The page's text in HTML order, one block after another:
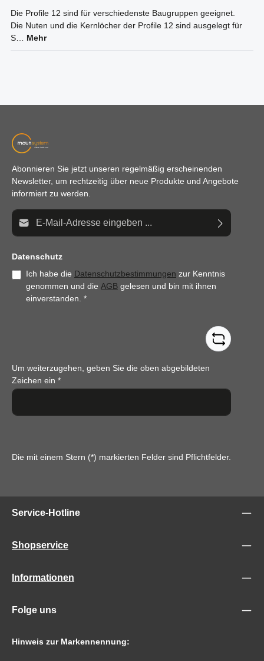
Die Profile 12 sind für verschiedenste Baugruppen geeignet.
Die Nuten und die Kernlöcher der Profile 12 sind ausgelegt für
S… Mehr
Abonnieren Sie jetzt unseren regelmäßig erscheinenden
Newsletter, um rechtzeitig über neue Produkte und Angebote
informiert zu werden.
E-Mail-Adresse*
Datenschutz
Ich habe die Datenschutzbestimmungen zur Kenntnis
genommen und die AGB gelesen und bin mit ihnen
einverstanden. *
Um weiterzugehen, geben Sie die oben abgebildeten
Zeichen ein *
Die mit einem Stern (*) markierten Felder sind Pflichtfelder.
Service-Hotline
Shopservice
Informationen
Folge uns
Hinweis zur Markennennung: